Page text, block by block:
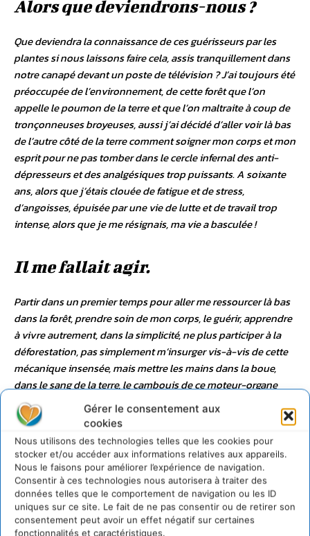
Gérer le consentement aux
cookies
Nous utilisons des technologies telles que les cookies pour
stocker et/ou accéder aux informations relatives aux appareils.
Nous le faisons pour améliorer l’expérience de navigation.
Consentir à ces technologies nous autorisera à traiter des
données telles que le comportement de navigation ou les ID
uniques sur ce site. Le fait de ne pas consentir ou de retirer son
consentement peut avoir un effet négatif sur certaines
fonctionnalités et caractéristiques.
Alors que deviendrons-nous ?
Que deviendra la connaissance de ces guérisseurs par les
plantes si nous laissons faire cela, assis tranquillement dans
notre canapé devant un poste de télévision ? J’ai toujours été
préoccupée de l’environnement, de cette forêt que l’on
appelle le poumon de la terre et que l’on maltraite à coup de
tronçonneuses broyeuses, aussi j’ai décidé d’aller voir là bas
de l’autre côté de la terre comment soigner mon corps et mon
esprit pour ne pas tomber dans le cercle infernal des anti-
dépresseurs et des analgésiques trop puissants. A soixante
ans, alors que j’étais clouée de fatigue et de stress,
d’angoisses, épuisée par une vie de lutte et de travail trop
intense, alors que je me résignais, ma vie a basculée !
Il me fallait agir.
Partir dans un premier temps pour aller me ressourcer là bas
dans la forêt, prendre soin de mon corps, le guérir, apprendre
à vivre autrement, dans la simplicité, ne plus participer à la
déforestation, pas simplement m’insurger vis-à-vis de cette
mécanique insensée, mais mettre les mains dans la boue,
dans le sang de la terre, le cambouis de ce moteur-organe
planétaire, d’en être partie prenante en conscience.